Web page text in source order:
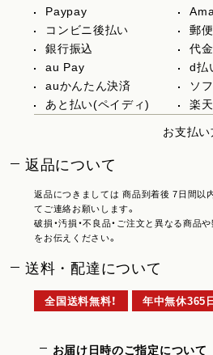
Paypay
コンビニ後払い
郵
銀行振込
代
au Pay
d払
auかんたん決済
ソ
あと払い(ペイディ)
楽
お支払
返品について
返品につきましては 商品到着後 7日間以
てご連絡お願いします。
破損・汚損・不良品・ご注文と異なる商品
をお伝えください。
送料・配達について
全国送料無料！ 年中無休365
お届け日時のご指定について